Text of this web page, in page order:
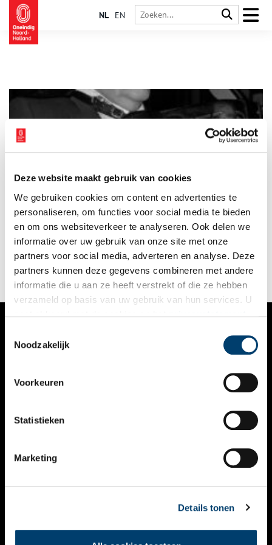
Deze website maakt gebruik van cookies
We gebruiken cookies om content en advertenties te
personaliseren, om functies voor social media te bieden
en om ons websiteverkeer te analyseren. Ook delen we
informatie over uw gebruik van onze site met onze
partners voor social media, adverteren en analyse. Deze
partners kunnen deze gegevens combineren met andere
informatie die u aan ze heeft verstrekt of die ze hebben
verzameld op basis van uw gebruik van hun services. U
Noodzakelijk
Voorkeuren
Statistieken
Marketing
Details tonen
NL EN
‘Ik speel alles, behalve klaverjas’, zei hij Johnny Meijer ooit in
een interview. De virtuoze Amsterdamse accordeonist is bij het
grote publiek bekend als vertolker van meezingers en
meedeiners en als de muzikale rechterhand van Manke Nelis.
Slechts af en toe kan hij tussen de meezingers door laten
horen dat hij een begaafd jazzsolist is. Hij verweeft met groot
gemak complete Bach-passages in zijn solo’s.
VERHALEN
KALENDER
THEMA’S
VIDEO’S
CONTACT